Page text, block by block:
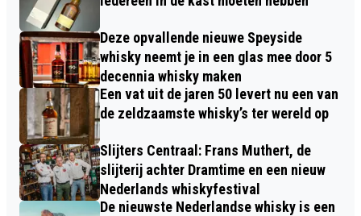
Deze opvallende nieuwe Speyside
whisky neemt je in een glas mee door 5
decennia whisky maken
Een vat uit de jaren 50 levert nu een van
de zeldzaamste whisky’s ter wereld op
Slijters Centraal: Frans Muthert, de
slijterij achter Dramtime en een nieuw
Nederlands whiskyfestival
De nieuwste Nederlandse whisky is een